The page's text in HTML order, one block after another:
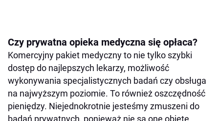
Czy prywatna opieka medyczna się opłaca?
Komercyjny pakiet medyczny to nie tylko szybki
dostęp do najlepszych lekarzy, możliwość
wykonywania specjalistycznych badań czy obsługa
na najwyższym poziomie. To również oszczędność
pieniędzy. Niejednokrotnie jesteśmy zmuszeni do
badań prywatnych, ponieważ nie są one objęte